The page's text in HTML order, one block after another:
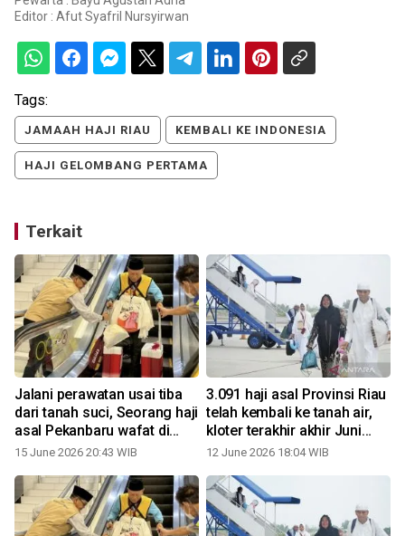
Editor : Afut Syafril Nursyirwan
Tags:
JAMAAH HAJI RIAU KEMBALI KE INDONESIA
HAJI GELOMBANG PERTAMA
Terkait
Jalani perawatan usai tiba
dari tanah suci, Seorang haji
asal Pekanbaru wafat di
Batam
15 June 2026 20:43 WIB
3.091 haji asal Provinsi Riau
telah kembali ke tanah air,
kloter terakhir akhir Juni
nanti
12 June 2026 18:04 WIB